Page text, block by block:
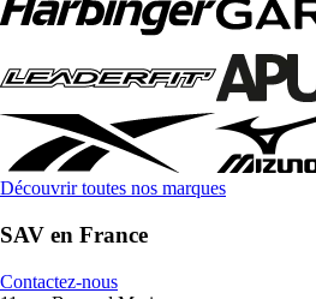
Découvrir toutes nos marques
SAV en France
Contactez-nous